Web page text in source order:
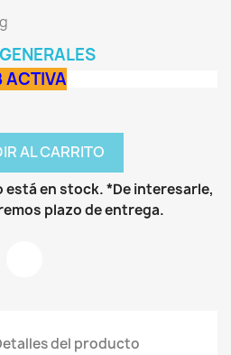
ACTIVA
AL CARRITO
está en stock. *De interesarle,
plazo de entrega.
del producto